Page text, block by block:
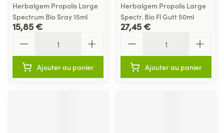
Herbalgem Propolis Large
Spectrum Bio Sray 15ml
15,85 €
Ajouter au panier
Herbalgem Propolis Large
Spectr. Bio Fl Gutt 50ml
27,45 €
Ajouter au panier